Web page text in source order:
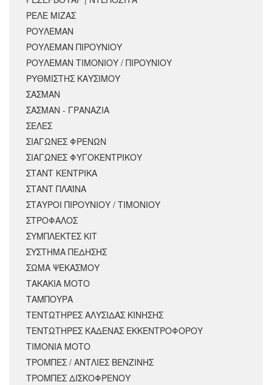
ΡΕΛΕ ΜΙΖΑΣ
ΡΟΥΛΕΜΑΝ
ΡΟΥΛΕΜΑΝ ΠΙΡΟΥΝΙΟΥ
ΡΟΥΛΕΜΑΝ ΤΙΜΟΝΙΟΥ / ΠΙΡΟΥΝΙΟΥ
ΡΥΘΜΙΣΤΗΣ ΚΑΥΣΙΜΟΥ
ΣΑΣΜΑΝ
ΣΑΣΜΑΝ - ΓΡΑΝΑΖΙΑ
ΣΕΛΕΣ
ΣΙΑΓΩΝΕΣ ΦΡΕΝΩΝ
ΣΙΑΓΩΝΕΣ ΦΥΓΟΚΕΝΤΡΙΚΟΥ
ΣΤΑΝΤ ΚΕΝΤΡΙΚΑ
ΣΤΑΝΤ ΠΛΑΪΝΑ
ΣΤΑΥΡΟΙ ΠΙΡΟΥΝΙΟΥ / ΤΙΜΟΝΙΟΥ
ΣΤΡΟΦΑΛΟΣ
ΣΥΜΠΛΕΚΤΕΣ ΚΙΤ
ΣΥΣΤΗΜΑ ΠΕΔΗΣΗΣ
ΣΩΜΑ ΨΕΚΑΣΜΟΥ
ΤΑΚΑΚΙΑ ΜΟΤΟ
ΤΑΜΠΟΥΡΑ
ΤΕΝΤΩΤΗΡΕΣ ΑΛΥΣΙΔΑΣ ΚΙΝΗΣΗΣ
ΤΕΝΤΩΤΗΡΕΣ ΚΑΔΕΝΑΣ ΕΚΚΕΝΤΡΟΦΟΡΟΥ
ΤΙΜΟΝΙΑ ΜΟΤΟ
ΤΡΟΜΠΕΣ / ΑΝΤΛΙΕΣ ΒΕΝΖΙΝΗΣ
ΤΡΟΜΠΕΣ ΔΙΣΚΟΦΡΕΝΟΥ